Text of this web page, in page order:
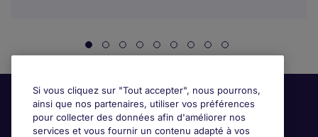
Si vous cliquez sur "Tout accepter", nous pourrons,
ainsi que nos partenaires, utiliser vos préférences
pour collecter des données afin d'améliorer nos
services et vous fournir un contenu adapté à vos